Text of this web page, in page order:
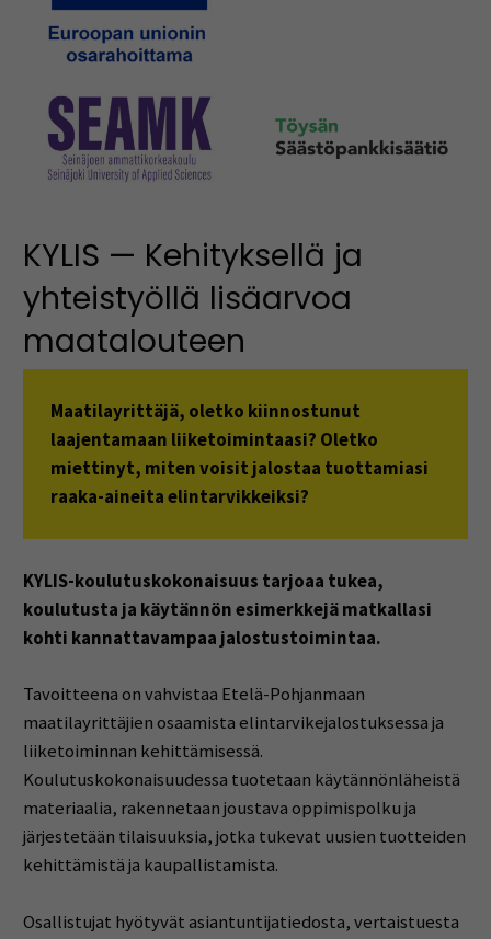
KYLIS — Kehityksellä ja
yhteistyöllä lisäarvoa
maatalouteen
Maatilayrittäjä, oletko kiinnostunut
laajentamaan liiketoimintaasi? Oletko
miettinyt, miten voisit jalostaa tuottamiasi
raaka-aineita elintarvikkeiksi?
KYLIS-koulutuskokonaisuus tarjoaa tukea,
koulutusta ja käytännön esimerkkejä matkallasi
kohti kannattavampaa jalostustoimintaa.
Tavoitteena on vahvistaa Etelä-Pohjanmaan
maatilayrittäjien osaamista elintarvikejalostuksessa ja
liiketoiminnan kehittämisessä.
Koulutuskokonaisuudessa tuotetaan käytännönläheistä
materiaalia, rakennetaan joustava oppimispolku ja
järjestetään tilaisuuksia, jotka tukevat uusien tuotteiden
kehittämistä ja kaupallistamista.
Osallistujat hyötyvät asiantuntijatiedosta, vertaistuesta